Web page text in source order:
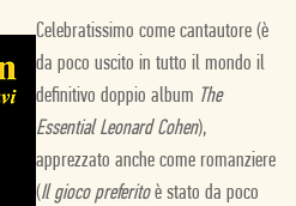
Celebratissimo come cantautore (è
da poco uscito in tutto il mondo il
definitivo doppio album The
Essential Leonard Cohen),
apprezzato anche come romanziere
(Il gioco preferitoè stato da poco